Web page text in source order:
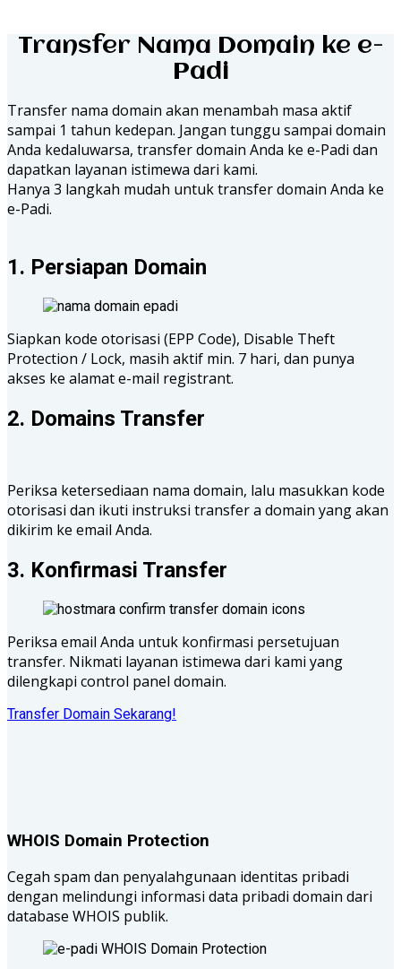
Transfer Nama Domain ke e-
Padi
Transfer nama domain akan menambah masa aktif
sampai 1 tahun kedepan. Jangan tunggu sampai domain
Anda kedaluwarsa, transfer domain Anda ke e-Padi dan
dapatkan layanan istimewa dari kami.
Hanya 3 langkah mudah untuk transfer domain Anda ke
e-Padi.
1. Persiapan Domain
Siapkan kode otorisasi (EPP Code), Disable Theft
Protection / Lock, masih aktif min. 7 hari, dan punya
akses ke alamat e-mail registrant.
2. Domains Transfer
Periksa ketersediaan nama domain, lalu masukkan kode
otorisasi dan ikuti instruksi transfer a domain yang akan
dikirim ke email Anda.
3. Konfirmasi Transfer
Periksa email Anda untuk konfirmasi persetujuan
transfer. Nikmati layanan istimewa dari kami yang
dilengkapi control panel domain.
Transfer Domain Sekarang!
WHOIS Domain Protection
Cegah spam dan penyalahgunaan identitas pribadi
dengan melindungi informasi data pribadi domain dari
database WHOIS publik.